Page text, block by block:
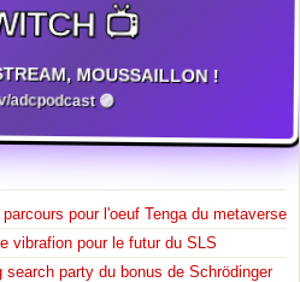
📺
MOUSSAILLON !
adcpodcast 🟣
pour l'oeuf Tenga du metaverse
vibrafion pour le futur du SLS
search party du bonus de Schrödinger